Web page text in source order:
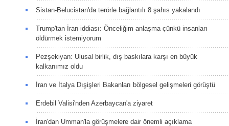
Sistan-Belucistan'da terörle bağlantılı 8 şahıs yakalandı
Trump'tan İran iddiası: Önceliğim anlaşma çünkü insanları
öldürmek istemiyorum
Pezşekiyan: Ulusal birlik, dış baskılara karşı en büyük
kalkanımız oldu
İran ve İtalya Dışişleri Bakanları bölgesel gelişmeleri görüştü
Erdebil Valisi'nden Azerbaycan'a ziyaret
İran'dan Umman'la görüşmelere dair önemli açıklama